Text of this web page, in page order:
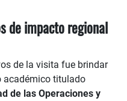
de impacto regional
de la visita fue brindar
académico titulado
de las Operaciones y